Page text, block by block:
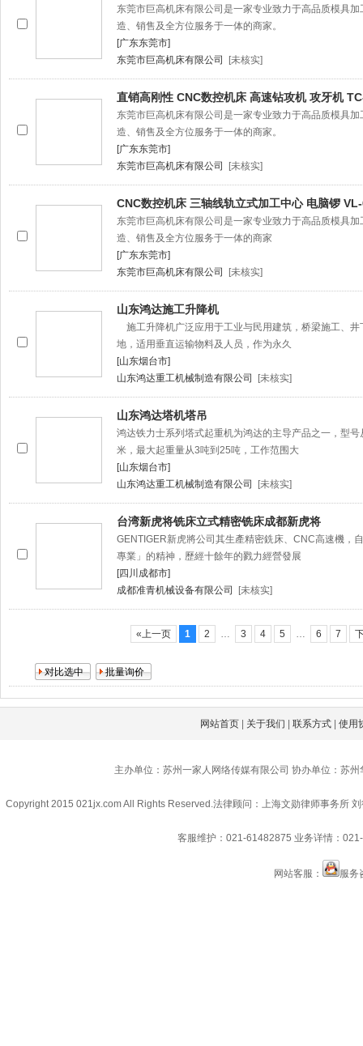
东莞市巨高机床有限公司是一家专业致力于高品质模具
造、销售及全方位服务于一体的商家。
[广东东莞市]
东莞市巨高机床有限公司
[未核实]
直销高刚性 CNC数控机床 高速钻攻机 攻牙机
东莞市巨高机床有限公司是一家专业致力于高品质模具
造、销售及全方位服务于一体的商家。
[广东东莞市]
东莞市巨高机床有限公司
[未核实]
CNC数控机床 三轴线轨立式加工中心 电脑锣
东莞市巨高机床有限公司是一家专业致力于高品质模具
造、销售及全方位服务于一体的商家
[广东东莞市]
东莞市巨高机床有限公司
[未核实]
山东鸿达施工升降机
施工升降机广泛应用于工业与民用建筑，桥梁施工、
地，适用垂直运输物料及人员，作为永久
[山东烟台市]
山东鸿达重工机械制造有限公司
[未核实]
山东鸿达塔机塔吊
鸿达铁力士系列塔式起重机为鸿达的主导产品之一，型
米，最大起重量从3吨到25吨，工作范围大
[山东烟台市]
山东鸿达重工机械制造有限公司
[未核实]
台湾新虎将铣床立式精密铣床成都新虎将
GENTIGER新虎將公司其生產精密銑床、CNC高速機，
專業」的精神，歷經十餘年的戮力經營發展
[四川成都市]
成都准青机械设备有限公司
[未核实]
«上一页 1 2 … 3 4 5 … 6 7
网站首页 关于我们 |联系方式 |使用
主办单位：苏州一家人网络传媒有限公司 协办单位：苏
Copyright 2015 021jx.com All Rights Reserved.法律顾问：上海文勋律师事务所
客服维护：021-61482875 业务详情：
网站客服： 服务